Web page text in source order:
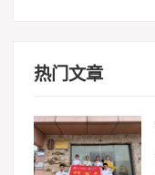
热门文章